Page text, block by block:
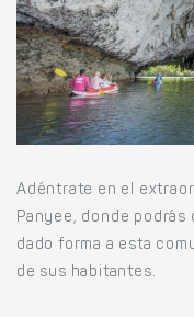
Adéntrate en el
Panyee, donde
dado forma a esta
de sus habitantes.